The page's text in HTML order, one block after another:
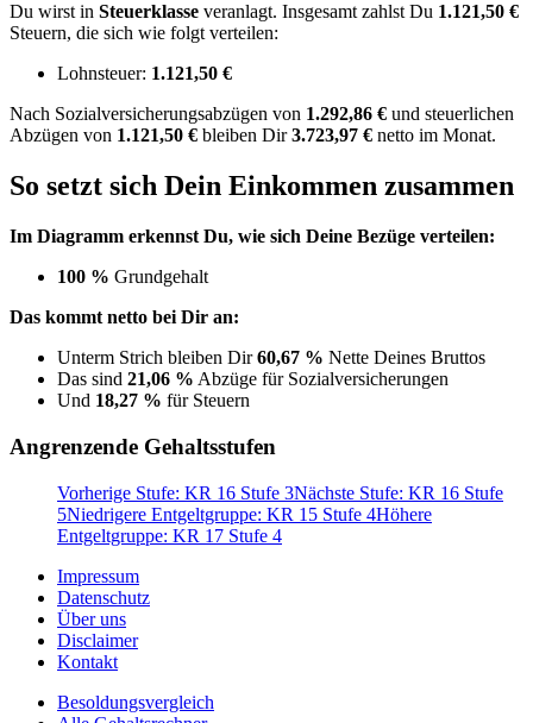
Du wirst in Steuerklasse veranlagt. Insgesamt zahlst Du 1.121,50 €
Steuern, die sich wie folgt verteilen:
Lohnsteuer: 1.121,50 €
Nach Sozialversicherungsabzügen von 1.292,86 € und steuerlichen
Abzügen von 1.121,50 € bleiben Dir3.723,97 € netto im Monat.
So setzt sich Dein Einkommen zusammen
Im Diagramm erkennst Du, wie sich Deine Bezüge verteilen:
100 % Grundgehalt
Das kommt netto bei Dir an:
Unterm Strich bleiben Dir60,67 % Nette Deines Bruttos
Das sind 21,06 % Abzüge für Sozialversicherungen
Und 18,27 % für Steuern
Angrenzende Gehaltsstufen
Vorherige Stufe: KR 16 Stufe 3Nächste Stufe: KR 16 Stufe
5Niedrigere Entgeltgruppe: KR 15 Stufe 4Höhere
Entgeltgruppe: KR 17 Stufe 4
Impressum
Datenschutz
Über uns
Disclaimer
Kontakt
Besoldungsvergleich